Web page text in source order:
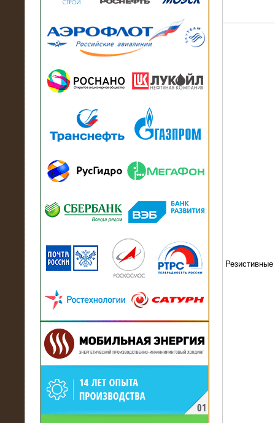
13.07.2018
модуль в контейнере 2700 кВА на
Балтийский завод
Активно-реактивные нагрузочные
модули 15 МВт (21,5 МВА) На Кубок
конфедераций